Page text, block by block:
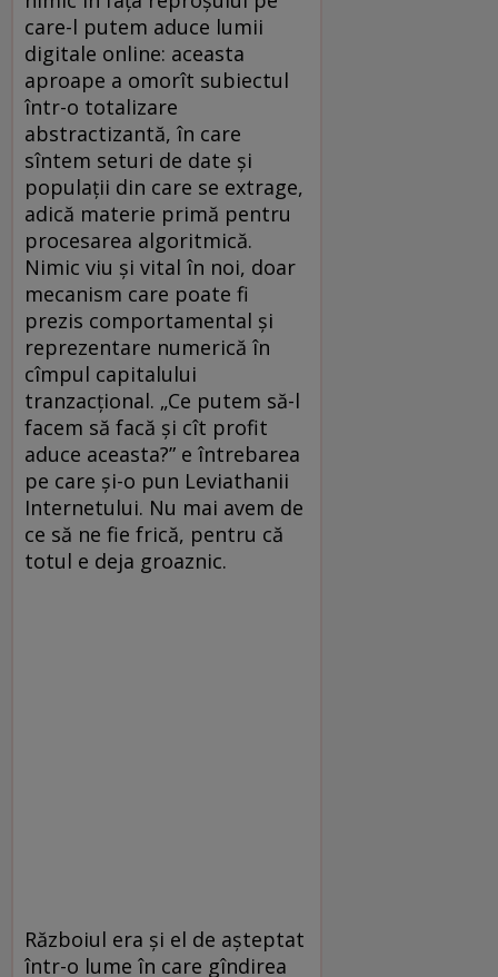
care-l putem aduce lumii
digitale online: aceasta
aproape a omorît subiectul
într-o totalizare
abstractizantă, în care
sîntem seturi de date și
populații din care se extrage,
adică materie primă pentru
procesarea algoritmică.
Nimic viu și vital în noi, doar
mecanism care poate fi
prezis comportamental și
reprezentare numerică în
cîmpul capitalului
tranzacțional. „Ce putem să-l
facem să facă și cît profit
aduce aceasta?” e întrebarea
pe care și-o pun Leviathanii
Internetului. Nu mai avem de
ce să ne fie frică, pentru că
totul e deja groaznic.
Războiul era și el de așteptat
într-o lume în care gîndirea